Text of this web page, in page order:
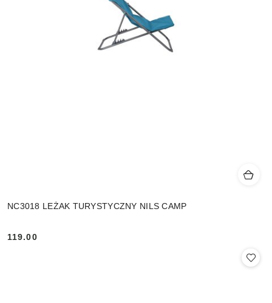
NC3018 LEŻAK TURYSTYCZNY NILS CAMP
Cena:
119.00